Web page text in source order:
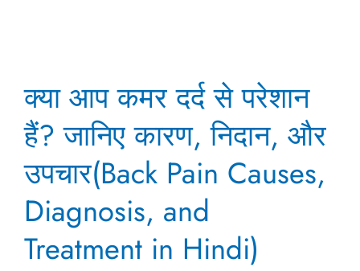
क्या आप कमर दर्द से परेशान
हैं? जानिए कारण, निदान, और
उपचार(Back Pain Causes,
Diagnosis, and
Treatment in Hindi)
आप
दर्द
परेशान
हैं?
जानिए
कारण,